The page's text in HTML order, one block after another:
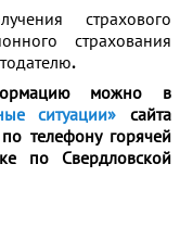
страхового
страхования
.
можно в
ситуации» сайта
телефону горячей
по Свердловской